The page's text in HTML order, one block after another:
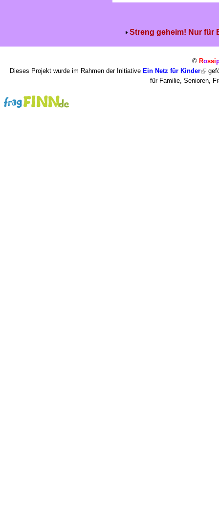
Streng geheim! Nur für
© Rossi
Dieses Projekt wurde im Rahmen der Initiative Ein Netz für Kinder
für Familie, Senioren,